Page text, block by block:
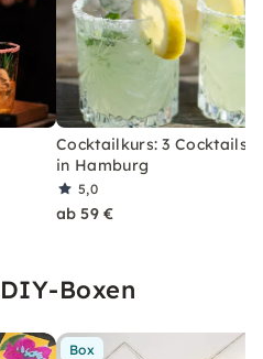
Cocktailkurs: 3 Cocktails
in Hamburg
5,0
ab 59 €
Boxen
Box